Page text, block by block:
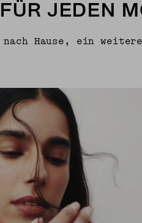
JEDEN
nach Hause, ein